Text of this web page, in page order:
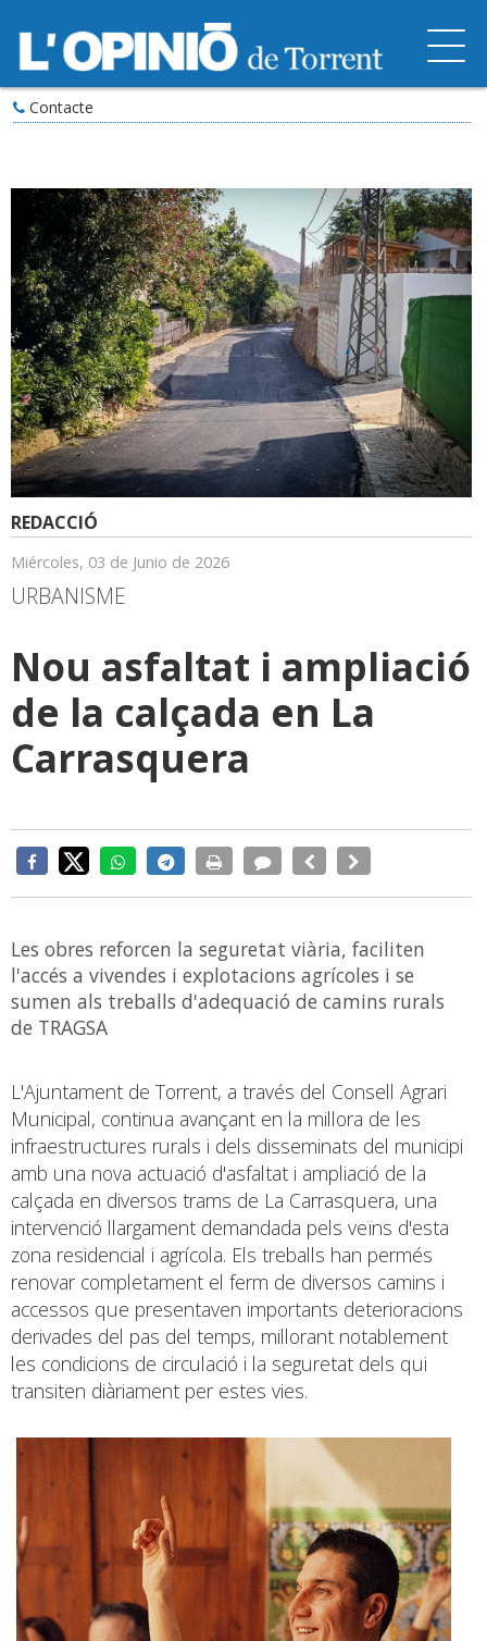
Contacte
REDACCIÓ
Miércoles, 03 de Junio de 2026
URBANISME
Nou asfaltat i ampliació
de la calçada en La
Carrasquera
Les obres reforcen la seguretat viària, faciliten
l'accés a vivendes i explotacions agrícoles i se
sumen als treballs d'adequació de camins rurals
de TRAGSA
L'Ajuntament de Torrent, a través del Consell Agrari
Municipal, continua avançant en la millora de les
infraestructures rurals i dels disseminats del municipi
amb una nova actuació d'asfaltat i ampliació de la
calçada en diversos trams de La Carrasquera, una
intervenció llargament demandada pels veïns d'esta
zona residencial i agrícola. Els treballs han permés
renovar completament el ferm de diversos camins i
accessos que presentaven importants deterioracions
derivades del pas del temps, millorant notablement
les condicions de circulació i la seguretat dels qui
transiten diàriament per estes vies.